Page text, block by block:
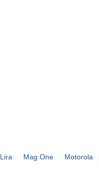
Lira Mag One Motorola